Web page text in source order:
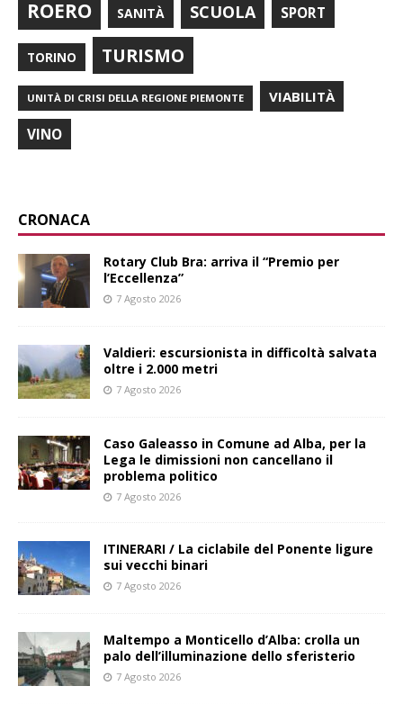
ROERO SANITÀ SCUOLA SPORT
TORINO TURISMO
UNITÀ DI CRISI DELLA REGIONE PIEMONTE VIABILITÀ
VINO
CRONACA
Rotary Club Bra: arriva il “Premio per
l’Eccellenza”
7 Agosto 2026
Valdieri: escursionista in difficoltà salvata
oltre i 2.000 metri
7 Agosto 2026
Caso Galeasso in Comune ad Alba, per la
Lega le dimissioni non cancellano il
problema politico
7 Agosto 2026
ITINERARI / La ciclabile del Ponente ligure
sui vecchi binari
7 Agosto 2026
Maltempo a Monticello d’Alba: crolla un
palo dell’illuminazione dello sferisterio
7 Agosto 2026